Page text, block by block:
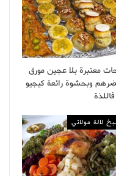
معتبرة بلا عجين مورق
وبحشوة رائعة كيجيو
لالة مولاتي